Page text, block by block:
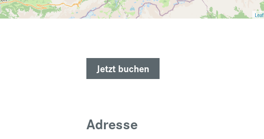
Jetzt buchen
Adresse